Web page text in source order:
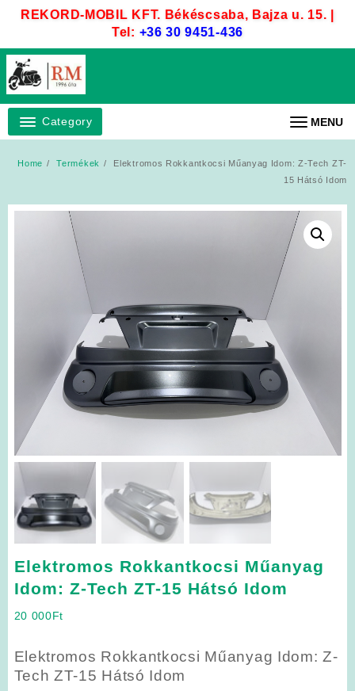
REKORD-MOBIL KFT. Békéscsaba, Bajza u. 15. |
Tel: +36 30 9451-436
Category MENU
Home Termékek
Elektromos Rokkantkocsi Műanyag Idom: Z-Tech ZT-
15 Hátsó Idom
Elektromos Rokkantkocsi Műanyag
Idom: Z-Tech ZT-15 Hátsó Idom
20 000Ft
Elektromos Rokkantkocsi Műanyag Idom: Z-
Tech ZT-15 Hátsó Idom